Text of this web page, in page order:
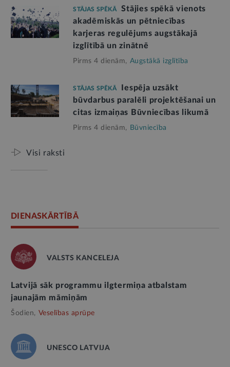
STĀJAS SPĒKĀ
Stājies spēkā vienots
akadēmiskās un pētniecības
karjeras regulējums augstākajā
izglītībā un zinātnē
Pirms 4 dienām, Augstākā izglītība
STĀJAS SPĒKĀ
Iespēja uzsākt
būvdarbus paralēli projektēšanai un
citas izmaiņas Būvniecības likumā
Pirms 4 dienām, Būvniecība
Visi raksti
DIENASKĀRTĪBĀ
VALSTS KANCELEJA
Latvijā sāk programmu ilgtermiņa atbalstam
jaunajām māmiņām
Šodien, Veselības aprūpe
UNESCO LATVIJA